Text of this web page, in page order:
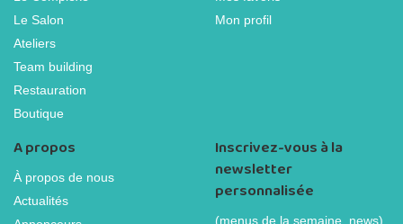
Le Salon
Ateliers
Team building
Restauration
Boutique
Mon profil
A propos
À propos de nous
Actualités
Inscrivez-vous à la
newsletter
personnalisée
(menus de la semaine, news)